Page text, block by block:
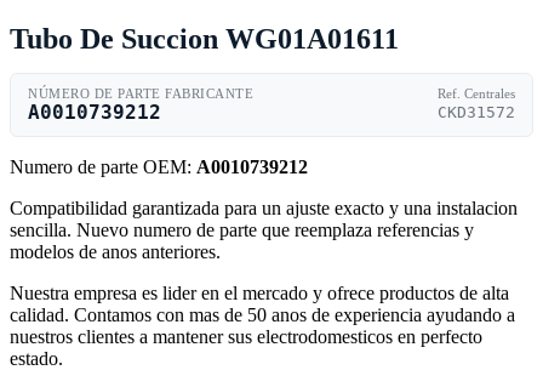
Tubo De Succion WG01A01611
NÚMERO DE PARTE FABRICANTE
A0010739212
Ref. Centrales
CKD31572
Numero de parte OEM: A0010739212
Compatibilidad garantizada para un ajuste exacto y una instalacion
sencilla. Nuevo numero de parte que reemplaza referencias y
modelos de anos anteriores.
Nuestra empresa es lider en el mercado y ofrece productos de alta
calidad. Contamos con mas de 50 anos de experiencia ayudando a
nuestros clientes a mantener sus electrodomesticos en perfecto
estado.